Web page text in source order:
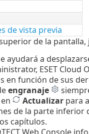
de vista previa
de la pantalla,
ayudará a
ESET Cloud
en función de sus
engranaje
Actualizarpara
de la parte inferior
capítulos.